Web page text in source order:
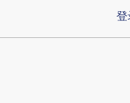
总结而成，可能与原文
登